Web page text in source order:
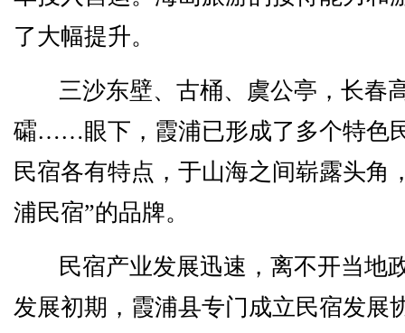
了大幅提升。
三沙东壁、古桶、虞公亭，长春
礵……眼下，霞浦已形成了多个特色
民宿各有特点，于山海之间崭露头角
浦民宿”的品牌。
民宿产业发展迅速，离不开当地
发展初期，霞浦县专门成立民宿发展